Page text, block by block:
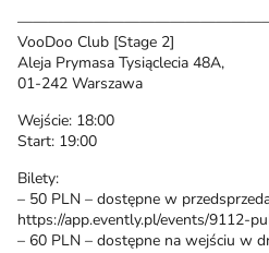
VooDoo Club [Stage 2]
Aleja Prymasa Tysiąclecia 48A,
01-242 Warszawa
Wejście: 18:00
Start: 19:00
Bilety:
– 50 PLN – dostępne w
https://app.evently.pl/events/9112-
– 60 PLN – dostępne na wejściu w